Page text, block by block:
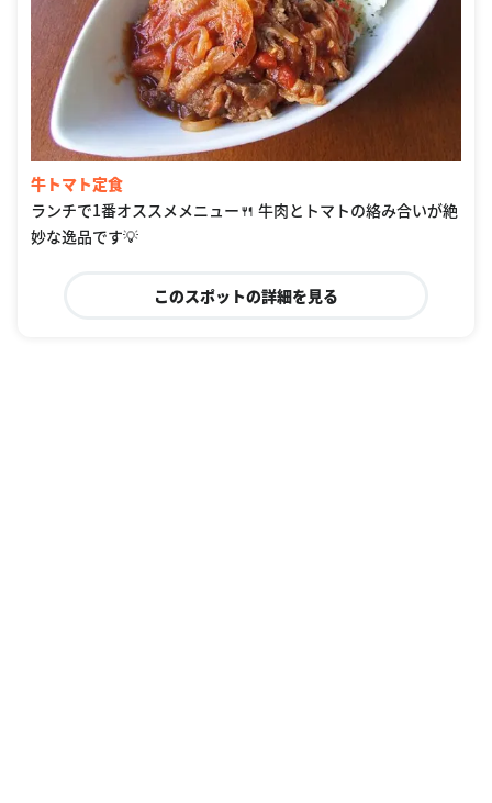
牛トマト定食
ランチで1番オススメメニュー🍴 牛肉とトマトの絡み合いが絶
妙な逸品です💡
このスポットの詳細を見る